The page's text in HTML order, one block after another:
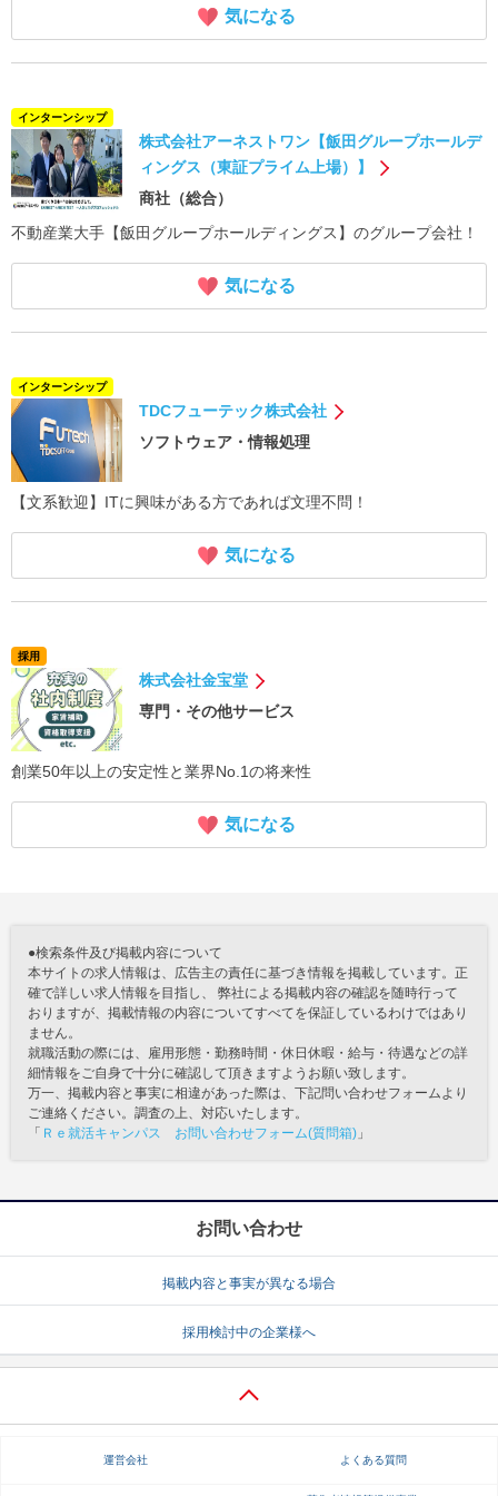
気になる
インターンシップ
株式会社アーネストワン【飯田グループホールデ
ィングス（東証プライム上場）】
商社（総合）
不動産業大手【飯田グループホールディングス】のグループ会社！
気になる
インターンシップ
TDCフューテック株式会社
ソフトウェア・情報処理
【文系歓迎】ITに興味がある方であれば文理不問！
気になる
採用
株式会社金宝堂
専門・その他サービス
創業50年以上の安定性と業界No.1の将来性
気になる
●検索条件及び掲載内容について
本サイトの求人情報は、広告主の責任に基づき情報を掲載しています。正
確で詳しい求人情報を目指し、 弊社による掲載内容の確認を随時行って
おりますが、掲載情報の内容についてすべてを保証しているわけではあり
ません。
就職活動の際には、雇用形態・勤務時間・休日休暇・給与・待遇などの詳
細情報をご自身で十分に確認して頂きますようお願い致します。
万一、掲載内容と事実に相違があった際は、下記問い合わせフォームより
ご連絡ください。調査の上、対応いたします。
「 Ｒｅ就活キャンパス お問い合わせフォーム(質問箱) 」
お問い合わせ
掲載内容と事実が異なる場合
採用検討中の企業様へ
運営会社 よくある質問